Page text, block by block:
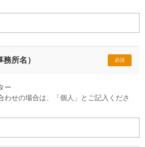
所名） 必須
ー
せの場合は、「個人」とご記入くださ